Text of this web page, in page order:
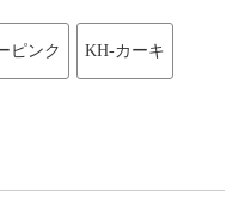
ピンク KH-カーキ